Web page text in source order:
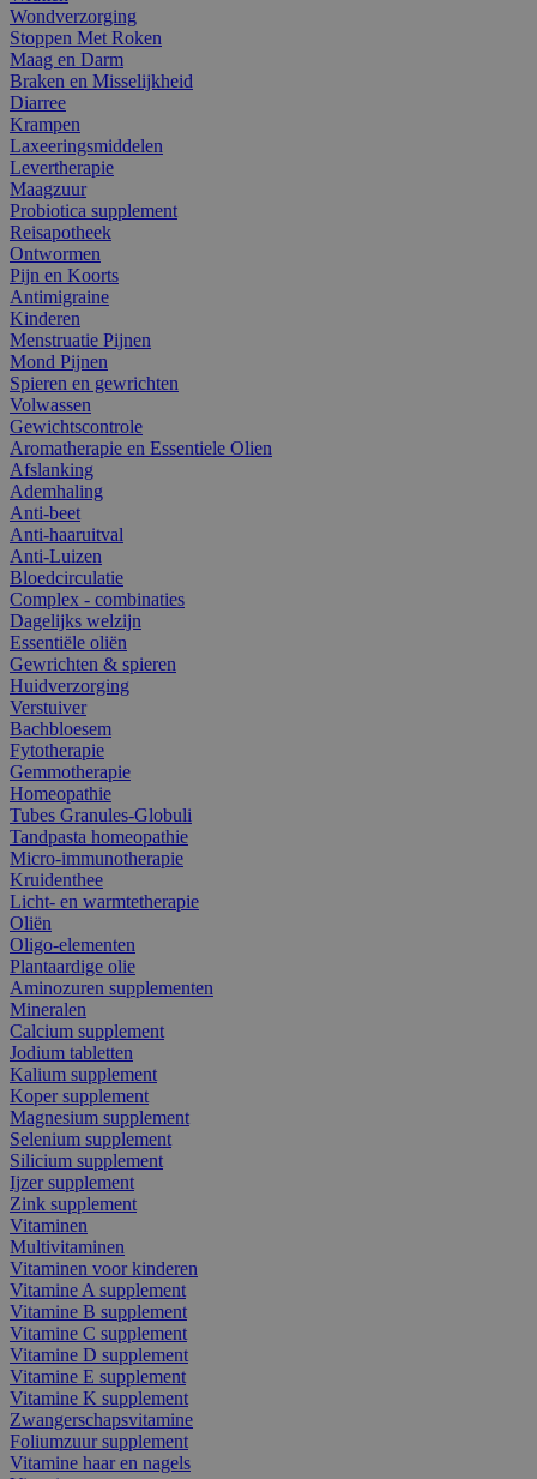
Wondverzorging
Stoppen Met Roken
Maag en Darm
Braken en Misselijkheid
Diarree
Krampen
Laxeeringsmiddelen
Levertherapie
Maagzuur
Probiotica supplement
Reisapotheek
Ontwormen
Pijn en Koorts
Antimigraine
Kinderen
Menstruatie Pijnen
Mond Pijnen
Spieren en gewrichten
Volwassen
Gewichtscontrole
Aromatherapie en Essentiele Olien
Afslanking
Ademhaling
Anti-beet
Anti-haaruitval
Anti-Luizen
Bloedcirculatie
Complex - combinaties
Dagelijks welzijn
Essentiële oliën
Gewrichten & spieren
Huidverzorging
Verstuiver
Bachbloesem
Fytotherapie
Gemmotherapie
Homeopathie
Tubes Granules-Globuli
Tandpasta homeopathie
Micro-immunotherapie
Kruidenthee
Licht- en warmtetherapie
Oliën
Oligo-elementen
Plantaardige olie
Aminozuren supplementen
Mineralen
Calcium supplement
Jodium tabletten
Kalium supplement
Koper supplement
Magnesium supplement
Selenium supplement
Silicium supplement
Ijzer supplement
Zink supplement
Vitaminen
Multivitaminen
Vitaminen voor kinderen
Vitamine A supplement
Vitamine B supplement
Vitamine C supplement
Vitamine D supplement
Vitamine E supplement
Vitamine K supplement
Zwangerschapsvitamine
Foliumzuur supplement
Vitamine haar en nagels